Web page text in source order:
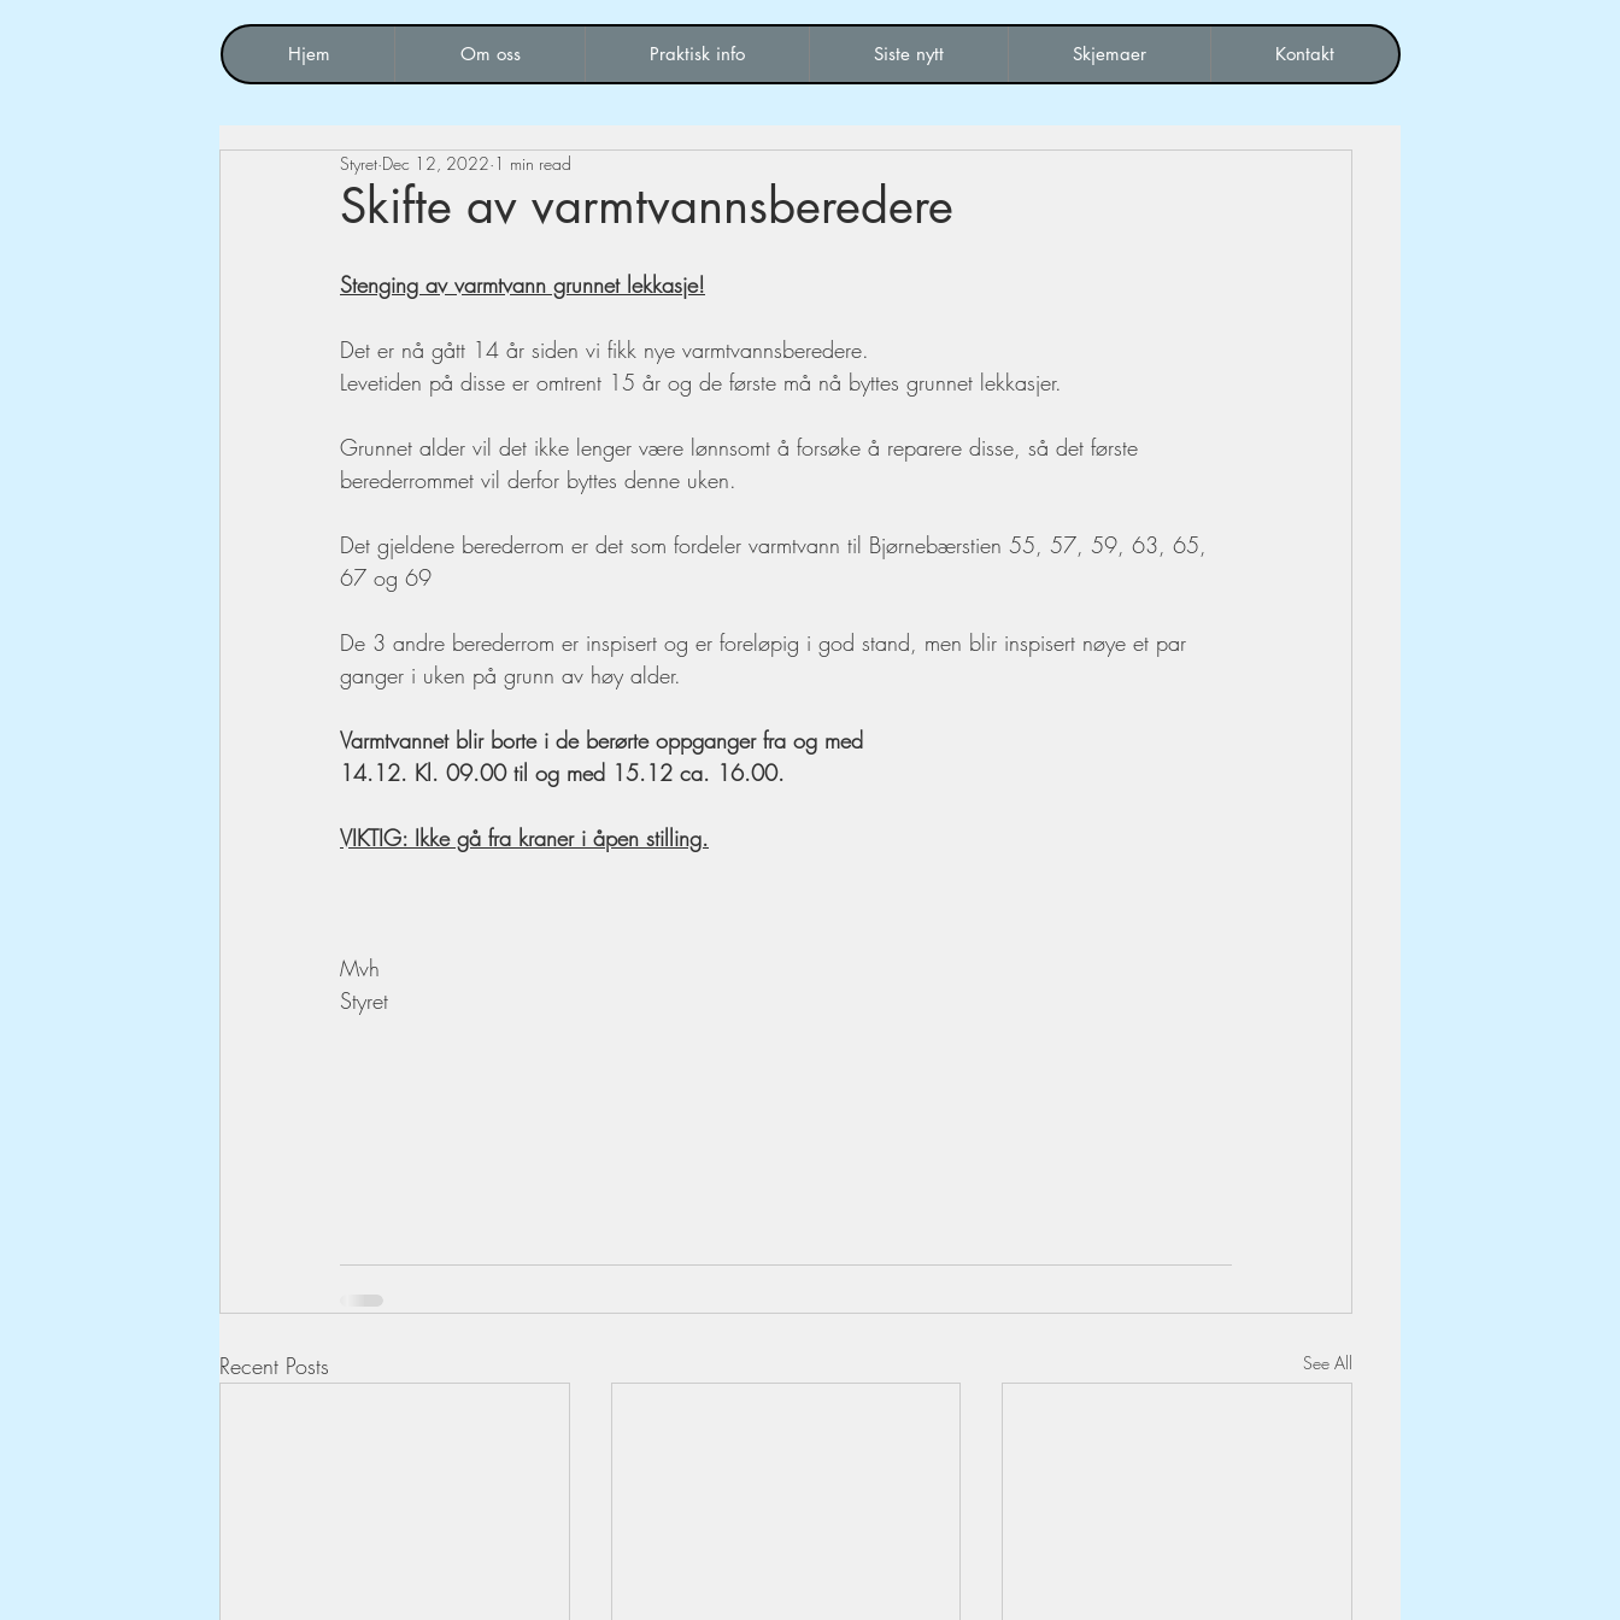
Hjem Om oss Praktisk info Siste nytt Skjemaer Kontakt
Skifte av varmtvannsberedere
Styret Dec 12, 2022 1 min read
Stenging av varmtvann grunnet lekkasje!
Det er nå gått 14 år siden vi fikk nye varmtvannsberedere.
Levetiden på disse er omtrent 15 år og de første må nå byttes grunnet lekkasjer.
Grunnet alder vil det ikke lenger være lønnsomt å forsøke å reparere disse, så det første
berederrommet vil derfor byttes denne uken.
Det gjeldene berederrom er det som fordeler varmtvann til Bjørnebærstien 55, 57, 59, 63, 65,
67 og 69
De 3 andre berederrom er inspisert og er foreløpig i god stand, men blir inspisert nøye et par
ganger i uken på grunn av høy alder.
Varmtvannet blir borte i de berørte oppganger fra og med
14.12. Kl. 09.00 til og med 15.12 ca. 16.00.
VIKTIG: Ikke gå fra kraner i åpen stilling.
Mvh
Styret
Recent Posts See All